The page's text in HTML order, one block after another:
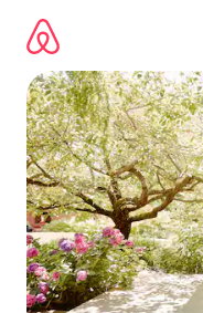
ಹೋಗಿ